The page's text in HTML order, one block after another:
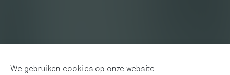
We gebruiken cookies op onze website